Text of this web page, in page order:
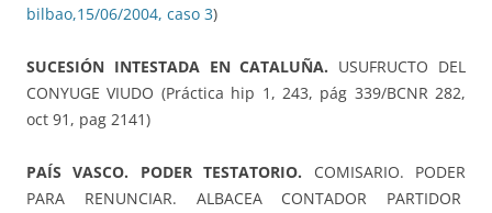
bilbao,15/06/2004, caso 3)
SUCESIÓN INTESTADA EN CATALUÑA. USUFRUCTO DEL
CONYUGE VIUDO (Práctica hip 1, 243, pág 339/BCNR 282,
oct 91, pag 2141)
PAÍS VASCO. PODER TESTATORIO. COMISARIO. PODER
PARA RENUNCIAR. ALBACEA CONTADOR PARTIDOR